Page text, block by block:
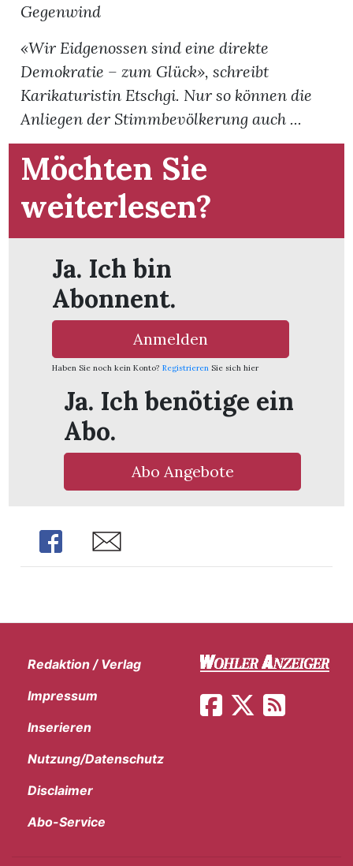
Gegenwind
«Wir Eidgenossen sind eine direkte
Demokratie – zum Glück», schreibt
Karikaturistin Etschgi. Nur so können die
Anliegen der Stimmbevölkerung auch ...
Möchten Sie
weiterlesen?
Ja. Ich bin
Abonnent.
Anmelden
Haben Sie noch kein Konto? Registrieren Sie sich hier
Ja. Ich benötige ein
Abo.
Abo Angebote
Share Share
Redaktion / Verlag
Impressum
Inserieren
Nutzung/Datenschutz
Disclaimer
Abo-Service